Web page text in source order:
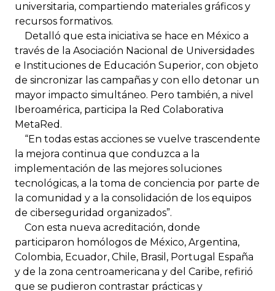
universitaria, compartiendo materiales gráficos y
recursos formativos.
Detalló que esta iniciativa se hace en México a
través de la Asociación Nacional de Universidades
e Instituciones de Educación Superior, con objeto
de sincronizar las campañas y con ello detonar un
mayor impacto simultáneo. Pero también, a nivel
Iberoamérica, participa la Red Colaborativa
MetaRed.
“En todas estas acciones se vuelve trascendente
la mejora continua que conduzca a la
implementación de las mejores soluciones
tecnológicas, a la toma de conciencia por parte de
la comunidad y a la consolidación de los equipos
de ciberseguridad organizados”.
Con esta nueva acreditación, donde
participaron homólogos de México, Argentina,
Colombia, Ecuador, Chile, Brasil, Portugal España
y de la zona centroamericana y del Caribe, refirió
que se pudieron contrastar prácticas y